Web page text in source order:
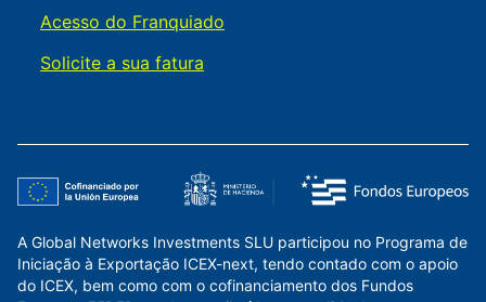
Acesso do Franquiado
Solicite a sua fatura
A Global Networks Investments SLU participou no Programa de
Iniciação à Exportação ICEX-next, tendo contado com o apoio
do ICEX, bem como com o cofinanciamento dos Fundos